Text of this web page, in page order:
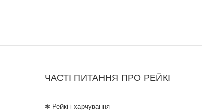
ЧАСТІ ПИТАННЯ ПРО РЕЙКІ
❃ Рейкі і харчування